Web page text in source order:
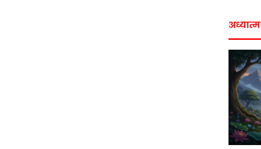
अध्यात्म